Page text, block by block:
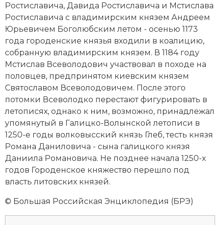
Ростиславича, Давида Ростиславича и Мстислава
Ростиславича с владимирским князем Андреем
Юрьевичем Боголюбским летом - осенью 1173
года городенские князья входили в коалицию,
собранную владимирским князем. В 1184 году
Мстислав Всеволодович участвовал в походе на
половцев, предпринятом киевским князем
Святославом Всеволодовичем. После этого
потомки Всеволодко перестают фигурировать в
летописях, однако к ним, возможно, принадлежал
упомянутый в Галицко-Волынской летописи в
1250-е годы волковысский князь Глеб, тесть князя
Романа Даниловича - сына галицкого князя
Даниила Романовича. Не позднее начала 1250-х
годов Городенское княжество перешло под
власть литовских князей.
© Большая Российская Энциклопедия (БРЭ)